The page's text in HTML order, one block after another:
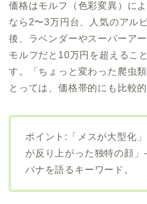
価格はモルフ（色彩変異）に
なら2〜3万円台、人気のアル
後、ラベンダーやスーパーア
モルフだと10万円を超えるこ
す。「ちょっと変わった爬虫
とっては、価格帯的にも比較
ポイント:「メスが大型化
が反り上がった独特の顔
バナを語るキーワード。